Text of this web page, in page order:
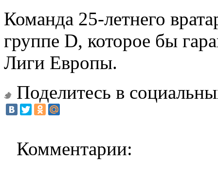
Команда 25-летнего
группе D, которое бы
Лиги Европы.
Поделитесь в
Комментарии: